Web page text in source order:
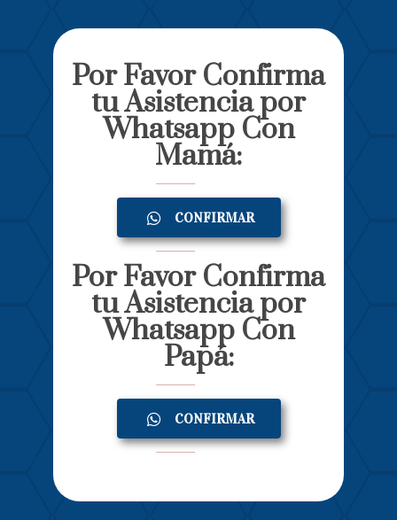
Por Favor Confirma
tu Asistencia por
Whatsapp Con
Mamá:
CONFIRMAR
Por Favor Confirma
tu Asistencia por
Whatsapp Con
Papá:
CONFIRMAR